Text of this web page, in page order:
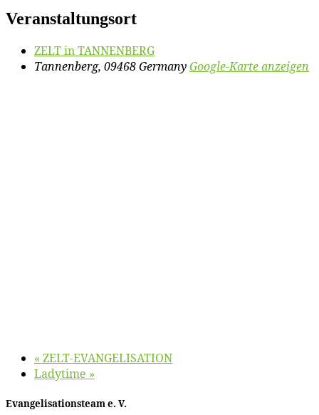
Veranstaltungsort
ZELT in TANNENBERG
Tannenberg, 09468GermanyGoogle-Karte anzeigen
« ZELT-EVANGELISATION
La­dy­ti­me »
Evan­ge­li­sa­ti­ons­team e. V.